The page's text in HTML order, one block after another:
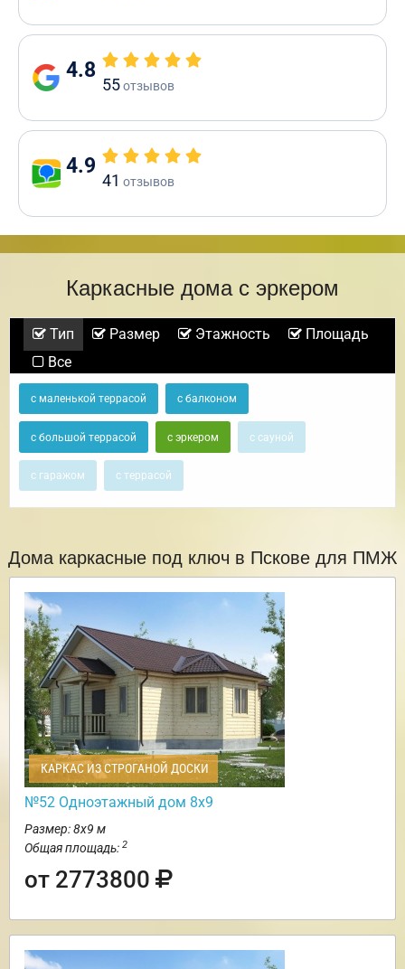
4.8
55отзывов
4.9
41 отзывов
Каркасные дома с эркером
Тип Размер Этажность
Площадь
Все
с маленькой террасой с балконом
с большой террасой с эркером с сауной
с гаражом с террасой
Дома каркасные под ключ в Пскове для ПМЖ
КАРКАС ИЗ СТРОГАНОЙ ДОСКИ
№52 Одноэтажный дом 8х9
Размер: 8х9 м
Общая площадь: 2
от 2773800